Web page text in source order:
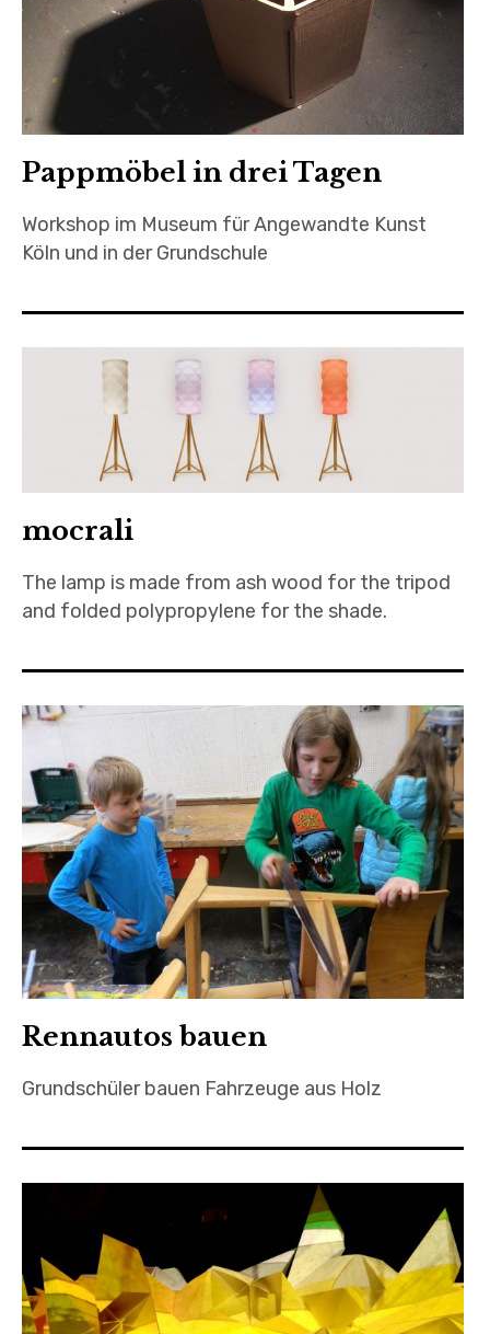
Pappmöbel in drei Tagen
Workshop im Museum für Angewandte Kunst
Köln und in der Grundschule
mocrali
The lamp is made from ash wood for the tripod
and folded polypropylene for the shade.
Rennautos bauen
Grundschüler bauen Fahrzeuge aus Holz